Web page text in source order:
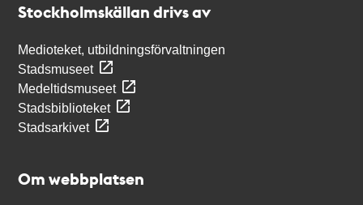
Stockholmskällan drivs av
Medioteket, utbildningsförvaltningen
Stadsmuseet
Medeltidsmuseet
Stadsbiblioteket
Stadsarkivet
Om webbplatsen